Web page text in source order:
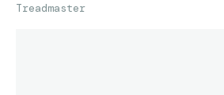
Treadmaster